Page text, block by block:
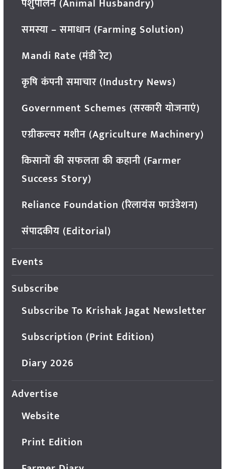
पशुपालन (Animal Husbandry)
समस्या – समाधान (Farming Solution)
Mandi Rate (मंडी रेट)
कृषि कंपनी समाचार (Industry News)
Government Schemes (सरकारी योजनाएं)
एग्रीकल्चर मशीन (Agriculture Machinery)
किसानों की सफलता की कहानी (Farmer
Success Story)
Reliance Foundation (रिलायंस फाउंडेशन)
संपादकीय (Editorial)
Events
Subscribe
Subscribe To Krishak Jagat Newsletter
Subscription (Print Edition)
Diary 2026
Advertise
Website
Print Edition